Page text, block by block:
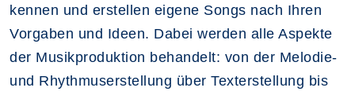
kennen und erstellen eigene Songs nach Ihren
Vorgaben und Ideen. Dabei werden alle Aspekte
der Musikproduktion behandelt: von der Melodie-
und Rhythmuserstellung über Texterstellung bis